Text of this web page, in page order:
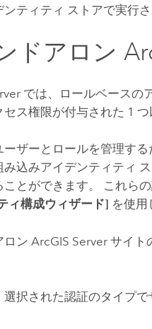
ティティ ストアで実行さ
ドアロン
では、ロールベースの
ス権限が付与された 1
ーザーとロールを管理す
み込みアイデンティティ
ことができます。 これら
ィ構成ウィザード] を使用
ロンArcGIS Server サイト
選択された認証のタイプ